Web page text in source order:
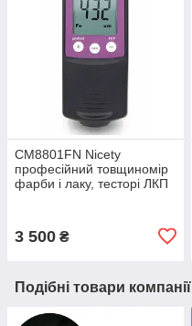
СМ8801FN Nicety
професійний товщиномір
фарби і лаку, тесторі ЛКП
3 500 ₴
Подібні товари компанії